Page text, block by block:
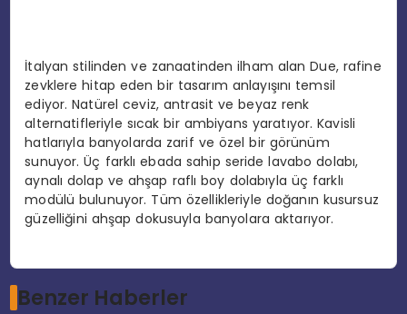
İtalyan stilinden ve zanaatinden ilham alan Due, rafine
zevklere hitap eden bir tasarım anlayışını temsil
ediyor. Natürel ceviz, antrasit ve beyaz renk
alternatifleriyle sıcak bir ambiyans yaratıyor. Kavisli
hatlarıyla banyolarda zarif ve özel bir görünüm
sunuyor. Üç farklı ebada sahip seride lavabo dolabı,
aynalı dolap ve ahşap raflı boy dolabıyla üç farklı
modülü bulunuyor. Tüm özellikleriyle doğanın kusursuz
güzelliğini ahşap dokusuyla banyolara aktarıyor.
Benzer Haberler